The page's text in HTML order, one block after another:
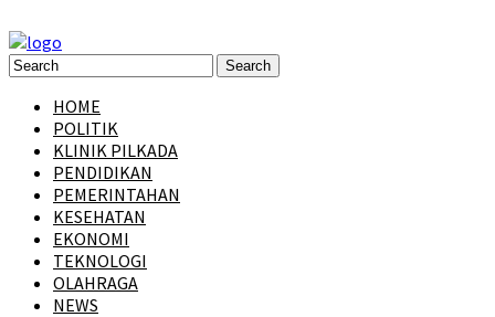
HOME
POLITIK
KLINIK PILKADA
PENDIDIKAN
PEMERINTAHAN
KESEHATAN
EKONOMI
TEKNOLOGI
OLAHRAGA
NEWS